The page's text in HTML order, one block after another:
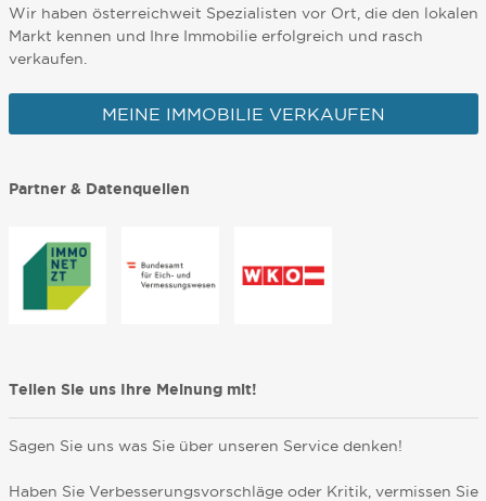
Wir haben österreichweit Spezialisten vor Ort, die den lokalen
Markt kennen und Ihre Immobilie erfolgreich und rasch
verkaufen.
MEINE IMMOBILIE VERKAUFEN
Partner & Datenquellen
Teilen Sie uns Ihre Meinung mit!
Sagen Sie uns was Sie über unseren Service denken!
Haben Sie Verbesserungsvorschläge oder Kritik, vermissen Sie